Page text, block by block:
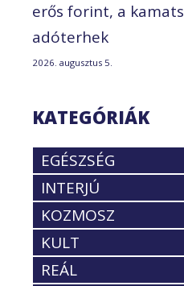
erős forint, a
adóterhek
2026. augusztus 5.
KATEGÓRIÁK
EGÉSZSÉG
INTERJÚ
KOZMOSZ
KULT
REÁL